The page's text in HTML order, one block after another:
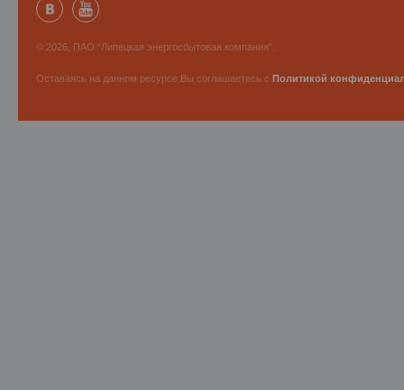
© 2026, ПАО "Липецкая энергосбытовая компания".
Оставаясь на данном ресурсе Вы соглашаетесь с Политикой